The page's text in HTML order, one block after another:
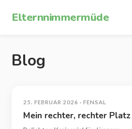
Elternnimmermüde
Blog
25. FEBRUAR 2026 · FENSAL
Mein rechter, rechter